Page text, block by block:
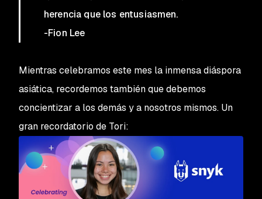
herencia que los entusiasmen.
-Fion Lee
Mientras celebramos este mes la inmensa diáspora
asiática, recordemos también que debemos
concientizar a los demás y a nosotros mismos. Un
gran recordatorio de Tori: